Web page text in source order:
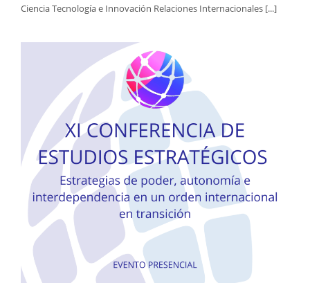
Ciencia Tecnología e Innovación Relaciones Internacionales [...]